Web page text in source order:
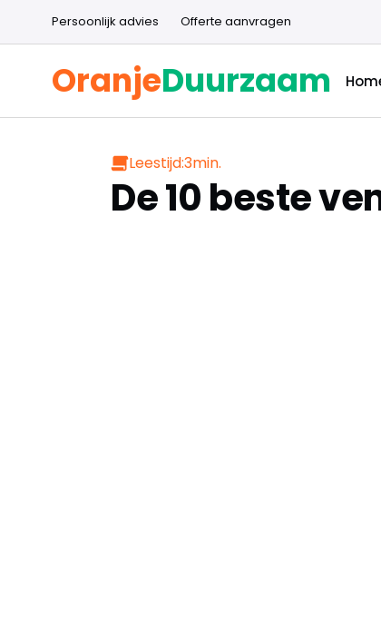
Persoonlijk advies Offerte aanvragen
OranjeDuurzaam
Leestijd:3min.
De 10 beste